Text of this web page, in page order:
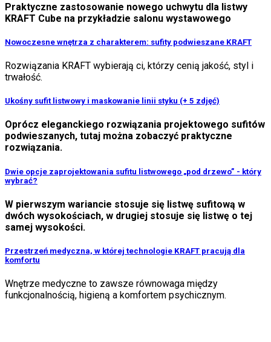
Praktyczne zastosowanie nowego uchwytu dla listwy
KRAFT Cube na przykładzie salonu wystawowego
Nowoczesne wnętrza z charakterem: sufity podwieszane KRAFT
Rozwiązania KRAFT wybierają ci, którzy cenią jakość, styl i
trwałość.
Ukośny sufit listwowy i maskowanie linii styku (+ 5 zdjęć)
Oprócz eleganckiego rozwiązania projektowego sufitów
podwieszanych, tutaj można zobaczyć praktyczne
rozwiązania.
Dwie opcje zaprojektowania sufitu listwowego „pod drzewo” - który
wybrać?
W pierwszym wariancie stosuje się listwę sufitową w
dwóch wysokościach, w drugiej stosuje się listwę o tej
samej wysokości.
Przestrzeń medyczna, w której technologie KRAFT pracują dla
komfortu
Wnętrze medyczne to zawsze równowaga między
funkcjonalnością, higieną a komfortem psychicznym.